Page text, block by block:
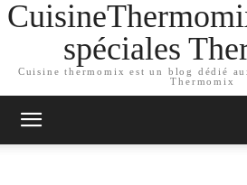
spéciales
Cuisine thermomix est un blog dédié
Thermomix